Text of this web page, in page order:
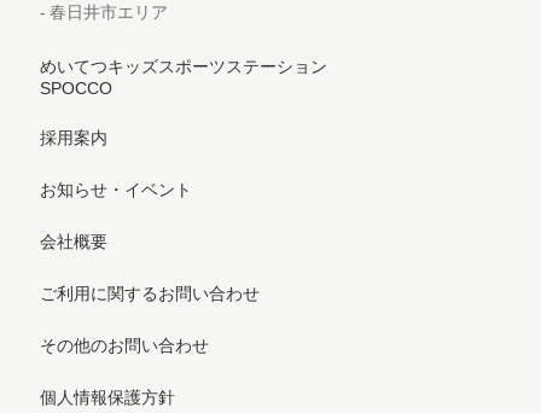
春日井市エリア
めいてつキッズスポーツステーション
SPOCCO
採用案内
お知らせ・イベント
会社概要
ご利用に関するお問い合わせ
その他のお問い合わせ
個人情報保護方針